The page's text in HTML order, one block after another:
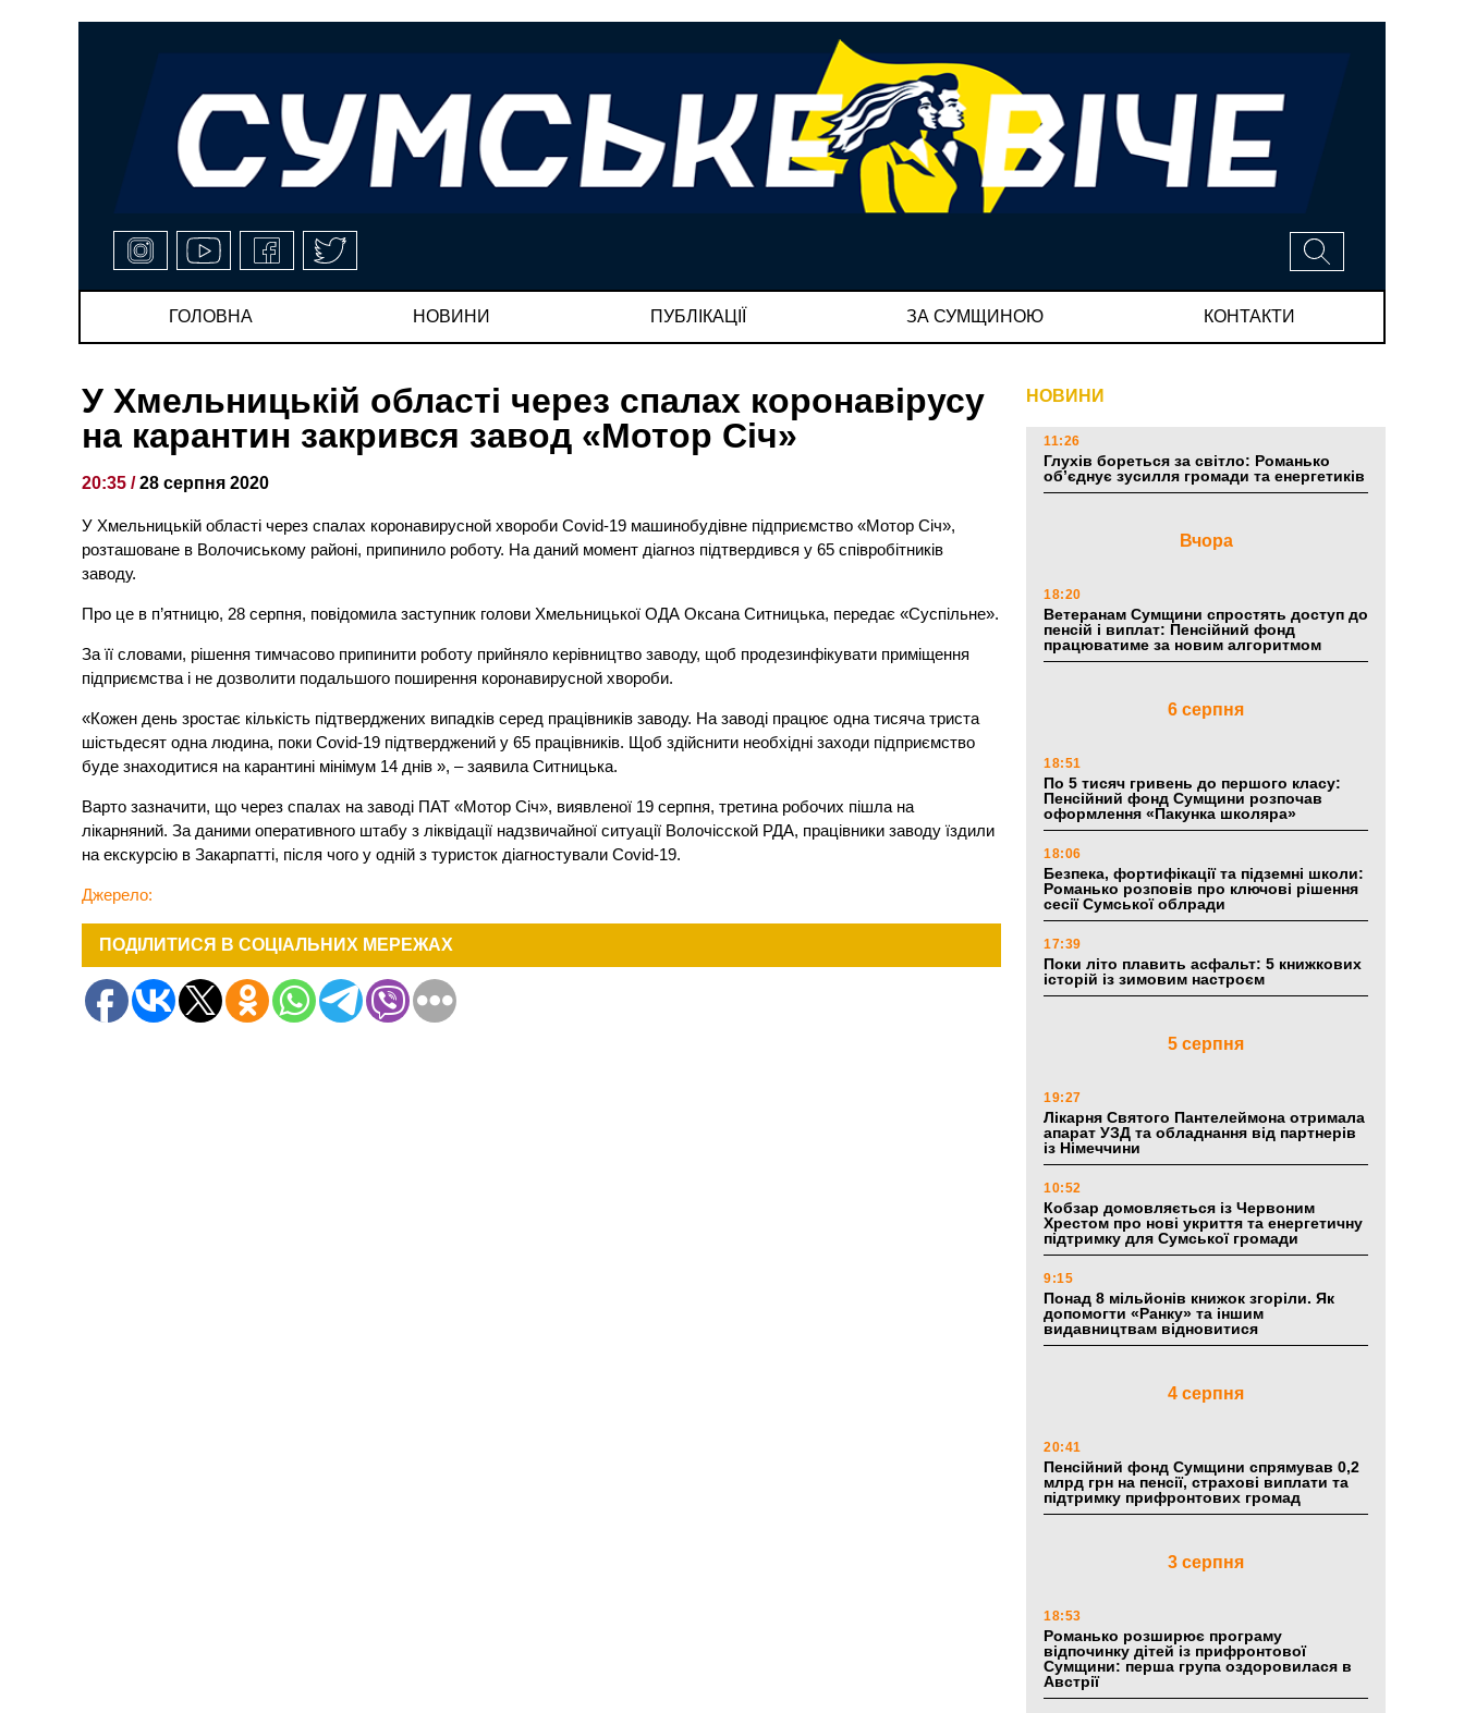
ГОЛОВНА НОВИНИ ПУБЛІКАЦІЇ ЗА СУМЩИНОЮ КОНТАКТИ
У Хмельницькій області через спалах коронавірусу
на карантин закрився завод «Мотор Січ»
20:35 /28 серпня 2020
У Хмельницькій області через спалах коронавирусной хвороби Covid-19 машинобудівне підприємство «Мотор Січ»,
розташоване в Волочиському районі, припинило роботу. На даний момент діагноз підтвердився у 65 співробітників
заводу.
Про це в п’ятницю, 28 серпня, повідомила заступник голови Хмельницької ОДА Оксана Ситницька, передає «Суспільне».
За її словами, рішення тимчасово припинити роботу прийняло керівництво заводу, щоб продезинфікувати приміщення
підприємства і не дозволити подальшого поширення коронавирусной хвороби.
«Кожен день зростає кількість підтверджених випадків серед працівників заводу. На заводі працює одна тисяча триста
шістьдесят одна людина, поки Covid-19 підтверджений у 65 працівників. Щоб здійснити необхідні заходи підприємство
буде знаходитися на карантині мінімум 14 днів », – заявила Ситницька.
Варто зазначити, що через спалах на заводі ПАТ «Мотор Січ», виявленої 19 серпня, третина робочих пішла на
лікарняний. За даними оперативного штабу з ліквідації надзвичайної ситуації Волочісcкой РДА, працівники заводу їздили
на екскурсію в Закарпатті, після чого у одній з туристок діагностували Covid-19.
Джерело:
ПОДІЛИТИСЯ В СОЦІАЛЬНИХ МЕРЕЖАХ
НОВИНИ
11:26
Глухів бореться за світло: Романько
об’єднує зусилля громади та енергетиків
Вчора
18:20
Ветеранам Сумщини спростять доступ до
пенсій і виплат: Пенсійний фонд
працюватиме за новим алгоритмом
6 серпня
18:51
По 5 тисяч гривень до першого класу:
Пенсійний фонд Сумщини розпочав
оформлення «Пакунка школяра»
18:06
Безпека, фортифікації та підземні школи:
Романько розповів про ключові рішення
сесії Сумської облради
17:39
Поки літо плавить асфальт: 5 книжкових
історій із зимовим настроєм
5 серпня
19:27
Лікарня Святого Пантелеймона отримала
апарат УЗД та обладнання від партнерів
із Німеччини
10:52
Кобзар домовляється із Червоним
Хрестом про нові укриття та енергетичну
підтримку для Сумської громади
9:15
Понад 8 мільйонів книжок згоріли. Як
допомогти «Ранку» та іншим
видавництвам відновитися
4 серпня
20:41
Пенсійний фонд Сумщини спрямував 0,2
млрд грн на пенсії, страхові виплати та
підтримку прифронтових громад
3 серпня
18:53
Романько розширює програму
відпочинку дітей із прифронтової
Сумщини: перша група оздоровилася в
Австрії